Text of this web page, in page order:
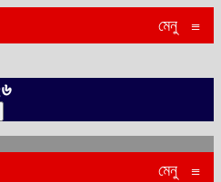
মেনু ≡
মেনু ≡